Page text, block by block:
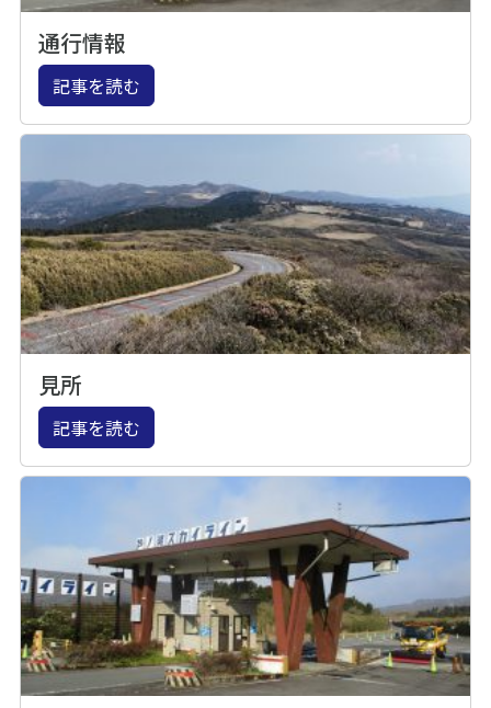
通行情報
記事を読む
見所
記事を読む